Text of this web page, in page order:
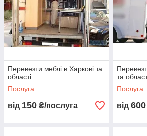
спеціальними кріпленнями.
перевозимо швидкопсувну
місту та області. Є рефрижераторні
вантажним об'ємом.
НИЖЧЕ ВИ МОЖЕТЕ ОБРАТИ НЕОБХІДНУ
ЗАМОВИТИ ВІДПОВІДНИЙ ТРАНСПОРТ
Перевезти меблі в Харкові та
області
Послуга
від 150 ₴/послуга
та
Послуга
від 600